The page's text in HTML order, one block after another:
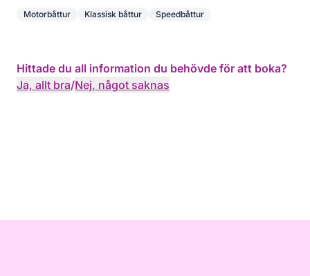
Motorbåttur Klassisk båttur Speedbåttur
Hittade du all information du behövde för att boka?
Ja, allt bra/Nej, något saknas